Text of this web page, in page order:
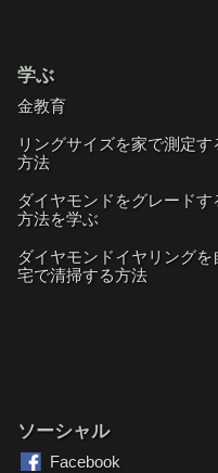
学ぶ
金教育
リングサイズを家で測定す
方法
ダイヤモンドをグレードす
方法を学ぶ
ダイヤモンドイヤリングを
宅で清掃する方法
ソーシャル
Facebook